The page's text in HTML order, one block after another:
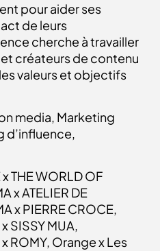
pour aider ses
de leurs
cherche à travailler
créateurs de contenu
valeurs et objectifs
media, Marketing
d’influence,
THE WORLD OF
x ATELIER DE
x PIERRE CROCE,
SISSY MUA,
ROMY, Orange x Les